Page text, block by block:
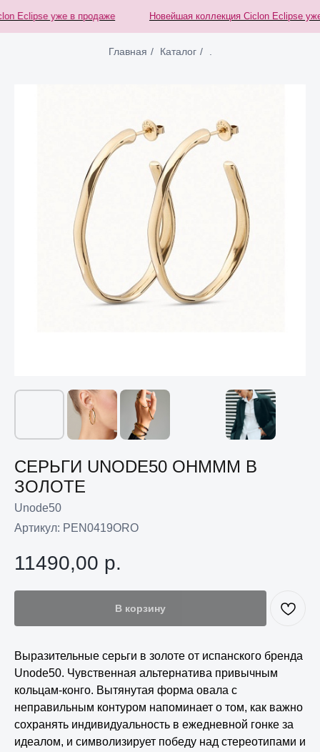
Eclipse уже в продаже Новейшая коллекция Ciclon Eclipse уже
Главная / Каталог /
СЕРЬГИ UNODE50 OHMMM В
ЗОЛОТЕ
Unode50
Артикул: PEN0419ORO
11490,00 р.
В корзину
Выразительные серьги в золоте от испанского бренда
Unode50. Чувственная альтернатива привычным
кольцам-конго. Вытянутая форма овала с
неправильным контуром напоминает о том, как важно
сохранять индивидуальность в ежедневной гонке за
идеалом, и символизирует победу над стереотипами и